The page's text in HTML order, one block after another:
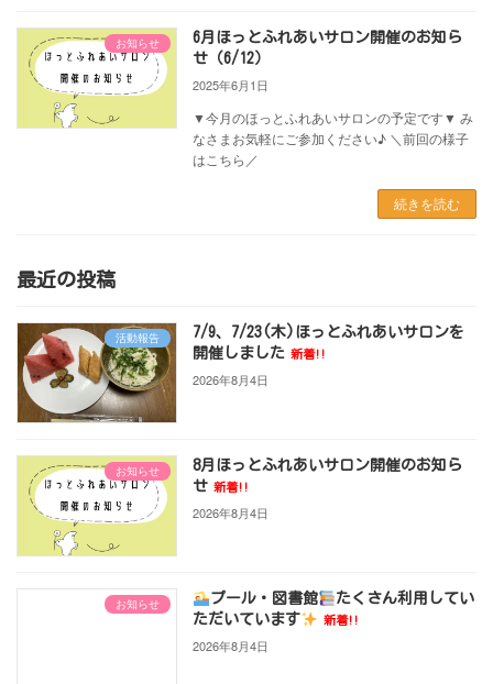
お知らせ
6月ほっとふれあいサロン開催のお知ら
せ（6/12）
2025年6月1日
▼今月のほっとふれあいサロンの予定です▼ み
なさまお気軽にご参加ください♪ ＼前回の様子
はこちら／
続きを読む
最近の投稿
活動報告
7/9、7/23(木)ほっとふれあいサロンを
開催しました 新着!!
2026年8月4日
お知らせ
8月ほっとふれあいサロン開催のお知ら
せ 新着!!
2026年8月4日
お知らせ プール・図書館
たくさん利用してい
ただいています
新着!!
2026年8月4日